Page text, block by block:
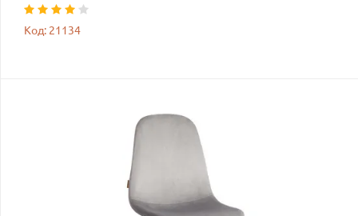
Код: 21134